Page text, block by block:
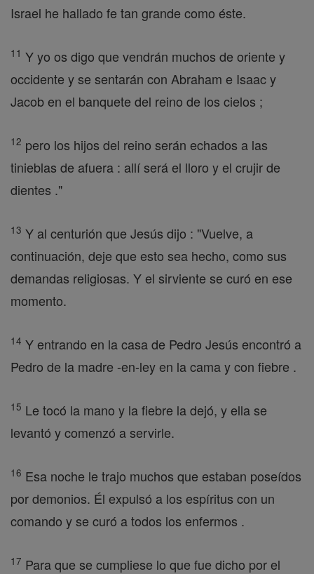
Israel he hallado fe tan grande como éste.
11 Y yo os digo que vendrán muchos de oriente y
occidente y se sentarán con Abraham e Isaac y
Jacob en el banquete del reino de los cielos ;
12 pero los hijos del reino serán echados a las
tinieblas de afuera : allí será el lloro y el crujir de
dientes ."
13 Y al centurión que Jesús dijo : "Vuelve, a
continuación, deje que esto sea hecho, como sus
demandas religiosas. Y el sirviente se curó en ese
momento.
14 Y entrando en la casa de Pedro Jesús encontró a
Pedro de la madre -en-ley en la cama y con fiebre .
15 Le tocó la mano y la fiebre la dejó, y ella se
levantó y comenzó a servirle.
16 Esa noche le trajo muchos que estaban poseídos
por demonios. Él expulsó a los espíritus con un
comando y se curó a todos los enfermos .
17 Para que se cumpliese lo que fue dicho por el